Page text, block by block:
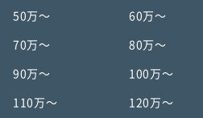
50万〜 60万〜
70万〜 80万〜
90万〜 100万〜
110万〜 120万〜